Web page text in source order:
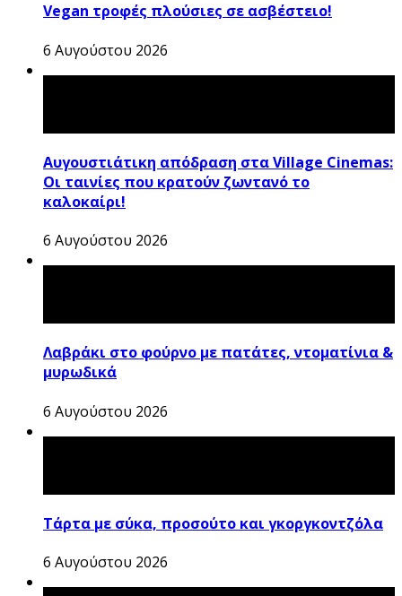
Vegan τροφές πλούσιες σε ασβέστειο!
6 Αυγούστου 2026
Αυγουστιάτικη απόδραση στα Village Cinemas:
Οι ταινίες που κρατούν ζωντανό το
καλοκαίρι!
6 Αυγούστου 2026
Λαβράκι στο φούρνο με πατάτες, ντοματίνια &
μυρωδικά
6 Αυγούστου 2026
Τάρτα με σύκα, προσούτο και γκοργκοντζόλα
6 Αυγούστου 2026